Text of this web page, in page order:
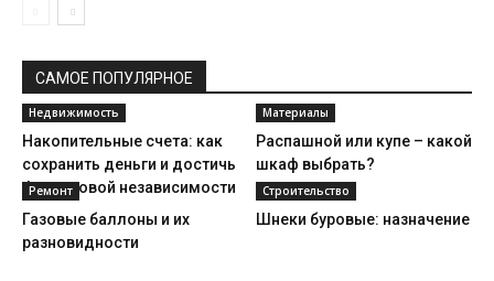
САМОЕ ПОПУЛЯРНОЕ
Недвижимость
Накопительные счета: как
сохранить деньги и достичь
финансовой независимости
Материалы
Распашной или купе – какой
шкаф выбрать?
Ремонт
Газовые баллоны и их
разновидности
Строительство
Шнеки буровые: назначение